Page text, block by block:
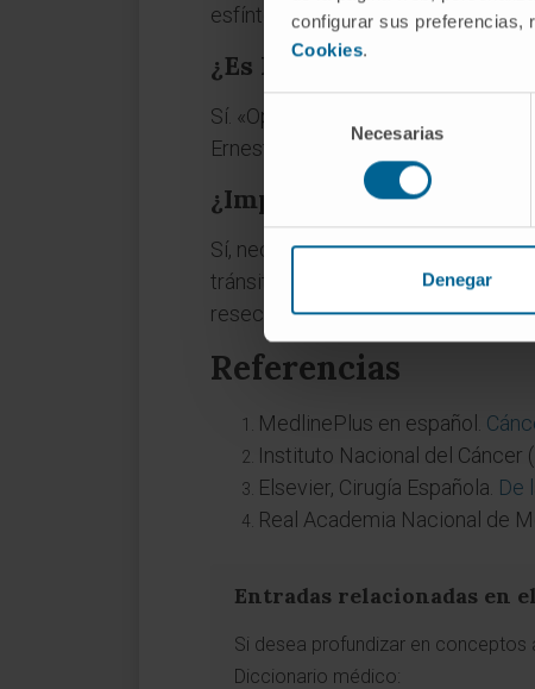
configurar sus preferencias,
Cookies.
consentimiento
Necesarias
Denegar
esfínteres.
¿Es lo mismo que la
Sí. «Operación de Miles» y
Ernest Miles, que publicó la
¿Implica siempre una
Sí, necesariamente. Al extirpar el
tránsito intestinal se desvía de
resecciones anteriores bajas, que
Referencias
MedlinePlus en español.
Instituto Nacional del Cáncer
Elsevier, Cirugía Española. De
Real Academia Nacional de
Entradas relacionadas en
Si desea profundizar en
Diccionario médico: